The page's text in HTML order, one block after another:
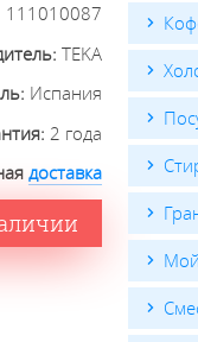
111010087
TEKA
Испания
2 года
доставка